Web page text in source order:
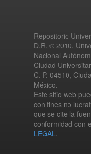
Repositorio
D.R. © 2010.
Nacional
Ciudad
C. P. 04510,
México.
Este sitio web
con fines no
que se cite la
conformidad con
LEGAL.